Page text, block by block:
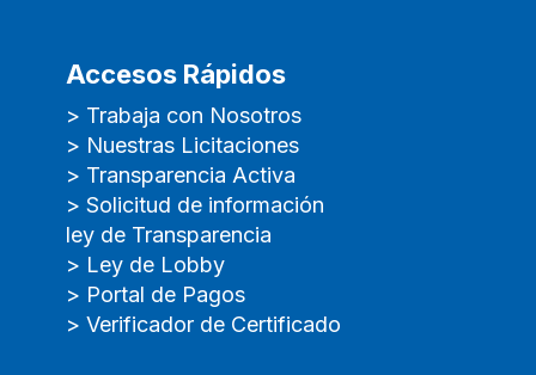
Accesos Rápidos
> Trabaja con Nosotros
> Nuestras Licitaciones
> Transparencia Activa
> Solicitud de información
ley de Transparencia
> Ley de Lobby
> Portal de Pagos
> Verificador de Certificado